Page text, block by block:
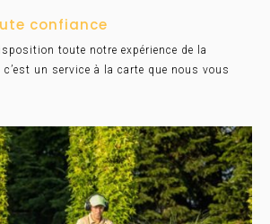
confiance
toute notre expérience de la
un service à la carte que nous vous